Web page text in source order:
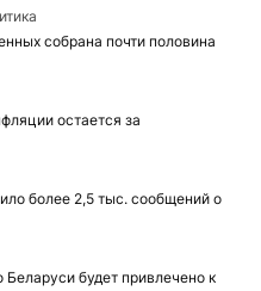
собрана почти половина
остается за
более 2,5 тыс. сообщений о
будет привлечено к